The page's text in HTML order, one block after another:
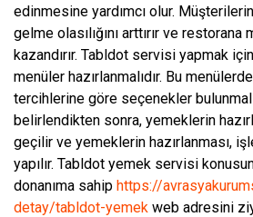
edinmesine yardımcı olur.
gelme olasılığını arttırır ve
kazandırır. Tabldot servisi yapmak
menüler hazırlanmalıdır. Bu
tercihlerine göre seçenekler
belirlendikten sonra, yemeklerin
geçilir ve yemeklerin hazırlanması,
yapılır. Tabldot yemek servisi
donanıma sahip https://
detay/tabldot-yemek web adresini